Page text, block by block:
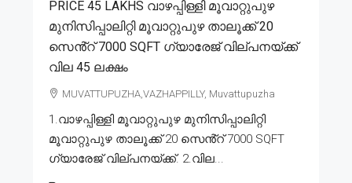
PRICE 45 LAKHS വാഴപ്പിള്ളി മൂവാറ്റുപുഴ
മുനിസിപ്പാലിറ്റി മൂവാറ്റുപുഴ താലൂക്ക് 20
സെൻ്റ് 7000 SQFT ഗ്യാരേജ് വില്പനയ്ക്ക്
വില 45 ലക്ഷം
MUVATTUPUZHA,VAZHAPPILLY, Muvattupuzha
1.വാഴപ്പിള്ളി മൂവാറ്റുപുഴ മുനിസിപ്പാലിറ്റി
മൂവാറ്റുപുഴ താലൂക്ക് 20 സെൻ്റ് 7000 SQFT
ഗ്യാരേജ് വില്പനയ്ക്ക്. 2.വില...